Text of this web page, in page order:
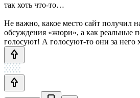
так хоть что-то…
Не важно, какое место сайт получил
обсуждения «жюри», а как реальные
голосуют! А голосуют-то они за него